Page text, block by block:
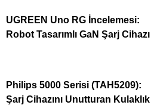
UGREEN Uno RG İncelemesi:
Robot Tasarımlı GaN Şarj Cihazı
Philips 5000 Serisi (TAH5209):
Şarj Cihazını Unutturan Kulaklık